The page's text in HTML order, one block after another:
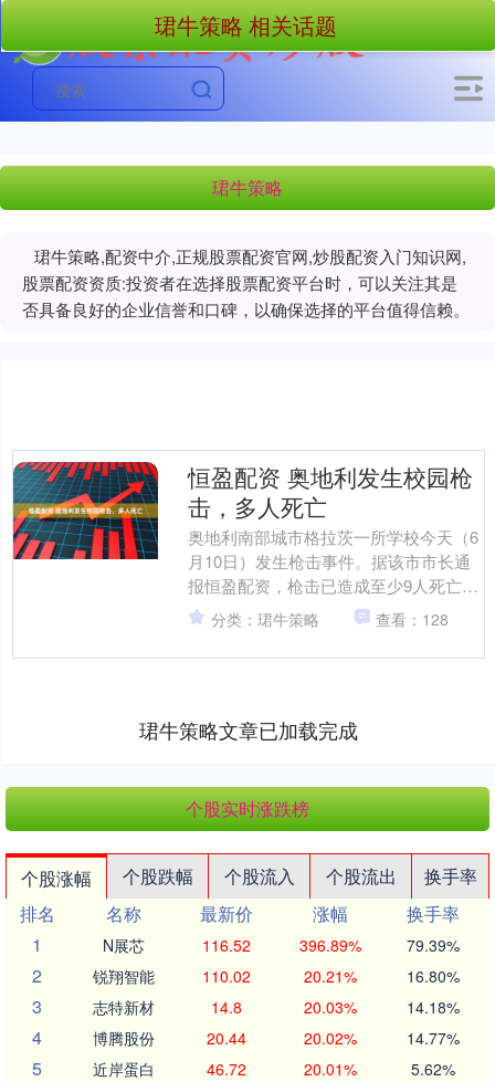
珺牛策略
珺牛策略,配资中介,正规股票配资官网,炒股配资入门知识网,
股票配资资质:投资者在选择股票配资平台时，可以关注其是
否具备良好的企业信誉和口碑，以确保选择的平台值得信赖。
珺牛策略 相关话题
恒盈配资 奥地利发生校园枪
击，多人死亡
奥地利南部城市格拉茨一所学校今天（6
月10日）发生枪击事件。据该市市长通
报恒盈配资，枪击已造成至少9人死亡、
多人受伤。据奥地利新闻社最新报道，
包括嫌疑人在内共有....
分类：珺牛策略 查看：128
珺牛策略文章已加载完成
个股实时涨跌榜
个股涨幅 个股跌幅 个股流入 个股流出
换手率
排名
名称 最新价 涨幅
换手率
1
N展芯 116.52 396.89% 79.39%
2 锐翔智能 110.02 20.21% 16.80%
3 志特新材 14.8 20.03% 14.18%
4 博腾股份 20.44 20.02% 14.77%
5 近岸蛋白 46.72 20.01% 5.62%